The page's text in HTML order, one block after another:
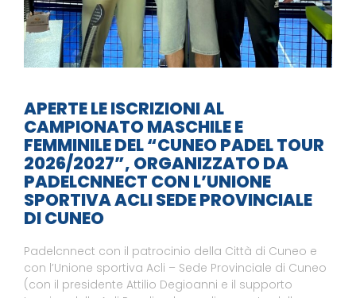
APERTE LE ISCRIZIONI AL
CAMPIONATO MASCHILE E
FEMMINILE DEL “CUNEO PADEL TOUR
2026/2027”, ORGANIZZATO DA
PADELCNNECT CON L’UNIONE
SPORTIVA ACLI SEDE PROVINCIALE
DI CUNEO
Padelcnnect con il patrocinio della Città di Cuneo e
con l’Unione sportiva Acli – Sede Provinciale di Cuneo
(con il presidente Attilio Degioanni e il supporto